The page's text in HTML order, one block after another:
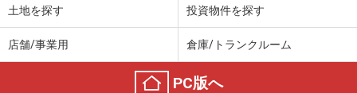
土地を探す 投資物件を探す
店舗/事業用 倉庫/トランクルーム
PC版へ